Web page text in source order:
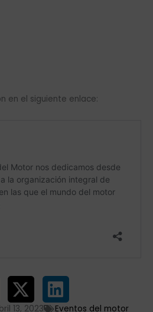
en el siguiente enlace:
13, 2023 Eventos del motor